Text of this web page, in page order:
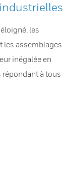
les
les assemblages
inégalée en
à tous